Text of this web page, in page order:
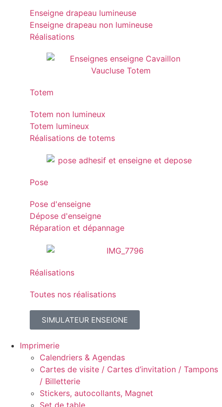
Enseigne drapeau lumineuse
Enseigne drapeau non lumineuse
Réalisations
Totem
Totem non lumineux
Totem lumineux
Réalisations de totems
Pose
Pose d'enseigne
Dépose d'enseigne
Réparation et dépannage
Réalisations
Toutes nos réalisations
SIMULATEUR ENSEIGNE
Imprimerie
Calendriers & Agendas
Cartes de visite / Cartes d’invitation / Tampons
/ Billetterie
Stickers, autocollants, Magnet